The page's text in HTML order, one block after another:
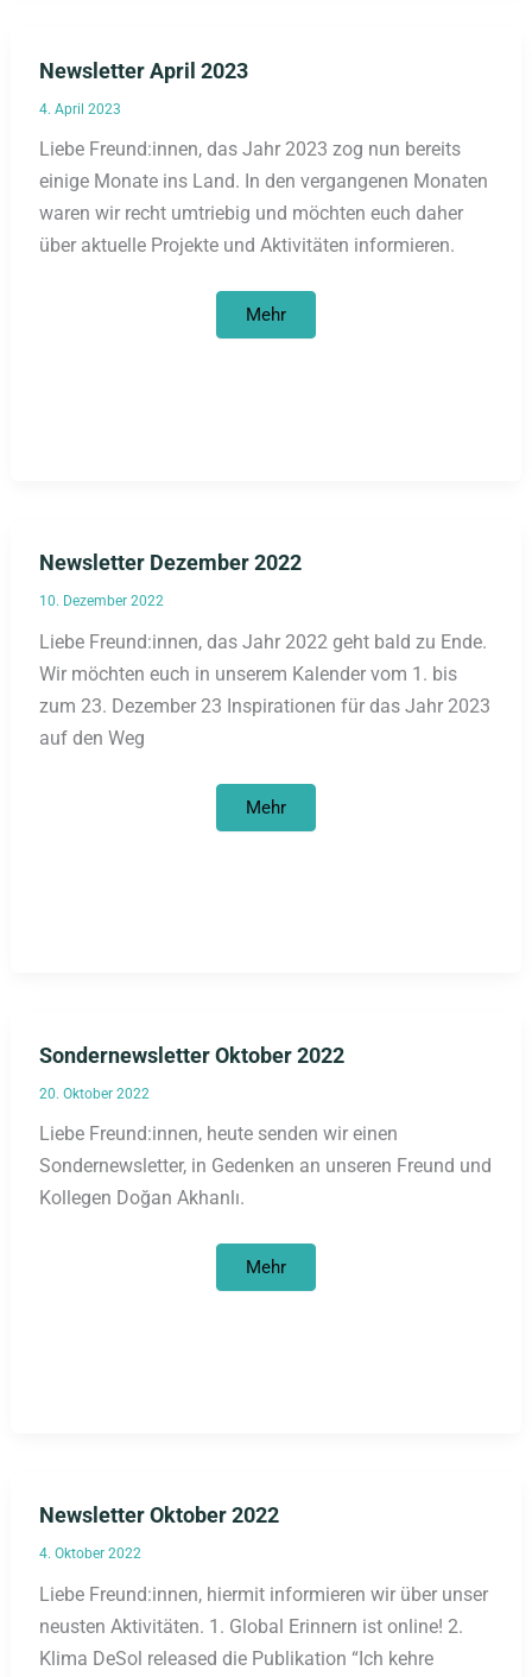
Newsletter April 2023
4. April 2023
Liebe Freund:innen, das Jahr 2023 zog nun bereits
einige Monate ins Land. In den vergangenen Monaten
waren wir recht umtriebig und möchten euch daher
über aktuelle Projekte und Aktivitäten informieren.
Newsletter
Mehr
Newsletter Dezember 2022
10. Dezember 2022
Liebe Freund:innen, das Jahr 2022 geht bald zu Ende.
Wir möchten euch in unserem Kalender vom 1. bis
zum 23. Dezember 23 Inspirationen für das Jahr 2023
auf den Weg
Newsletter
Mehr
Sondernewsletter Oktober 2022
20. Oktober 2022
Liebe Freund:innen, heute senden wir einen
Sondernewsletter, in Gedenken an unseren Freund und
Kollegen Doğan Akhanlı.
Sondernewsletter
Mehr
Newsletter Oktober 2022
4. Oktober 2022
Liebe Freund:innen, hiermit informieren wir über unser
neusten Aktivitäten. 1. Global Erinnern ist online! 2.
Klima DeSol released die Publikation “Ich kehre